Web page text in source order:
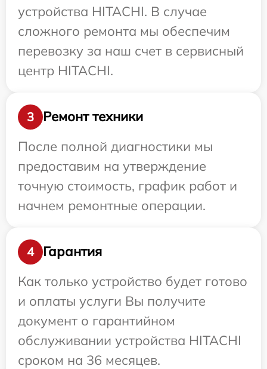
устройства HITACHI. В случае
сложного ремонта мы обеспечим
перевозку за наш счет в сервисный
центр HITACHI.
3
Ремонт техники
После полной диагностики мы
предоставим на утверждение
точную стоимость, график работ и
начнем ремонтные операции.
4
Гарантия
Как только устройство будет готово
и оплаты услуги Вы получите
документ о гарантийном
обслуживании устройства HITACHI
сроком на 36 месяцев.